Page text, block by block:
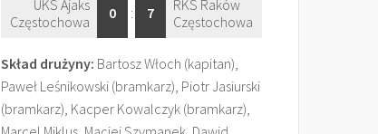
UKS Ajaks
Częstochowa
0 : 7
RKS Raków
Częstochowa
Skład drużyny: Bartosz Włoch (kapitan),
Paweł Leśnikowski (bramkarz), Piotr Jasiurski
(bramkarz), Kacper Kowalczyk (bramkarz),